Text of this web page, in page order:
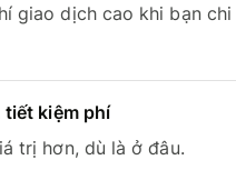
giao dịch cao khi bạn chi
tiết kiệm phí
trị hơn, dù là ở đâu.